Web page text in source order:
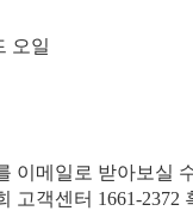
오일
이메일로 받아보실
객센터 1661-2372